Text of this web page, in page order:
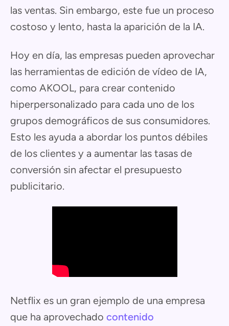
las ventas. Sin embargo, este fue un proceso
costoso y lento, hasta la aparición de la IA.
Hoy en día, las empresas pueden aprovechar
las herramientas de edición de vídeo de IA,
como AKOOL, para crear contenido
hiperpersonalizado para cada uno de los
grupos demográficos de sus consumidores.
Esto les ayuda a abordar los puntos débiles
de los clientes y a aumentar las tasas de
conversión sin afectar el presupuesto
publicitario.
Netflix es un gran ejemplo de una empresa
que ha aprovechado contenido